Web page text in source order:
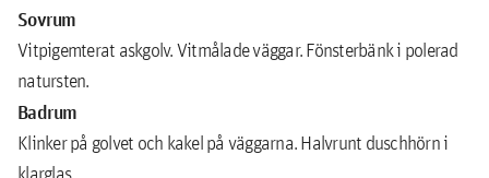
Sovrum
Vitpigemterat askgolv. Vitmålade väggar. Fönsterbänk i polerad
natursten.
Badrum
Klinker på golvet och kakel på väggarna. Halvrunt duschhörn i
klarglas